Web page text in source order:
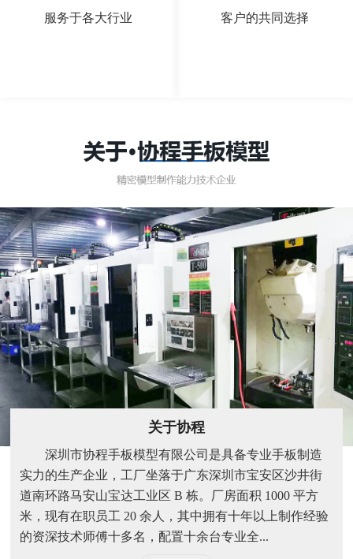
服务于各大行业 客户的共同选择
关于协程
深圳市协程手板模型有限公司是具备专业手板制造
实力的生产企业，工厂坐落于广东深圳市宝安区沙井街
道南环路马安山宝达工业区 B 栋。厂房面积 1000 平方
米，现有在职员工 20 余人，其中拥有十年以上制作经验
的资深技术师傅十多名，配置十余台专业全...